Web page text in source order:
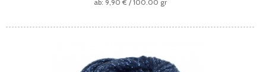
9,90 € / 100.00 gr